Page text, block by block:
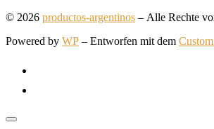
© 2026 productos-argentinos – Alle Rechte
Powered by WP – Entworfen mit dem